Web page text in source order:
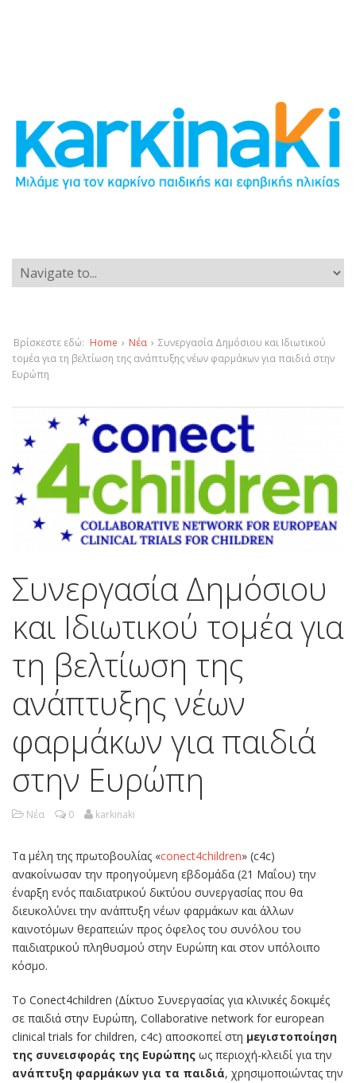
Βρίσκεστε εδώ: Home › Νέα › Συνεργασία Δημόσιου και Ιδιωτικού
τομέα για τη βελτίωση της ανάπτυξης νέων φαρμάκων για παιδιά στην
Ευρώπη
Συνεργασία Δημόσιου
και Ιδιωτικού τομέα για
τη βελτίωση της
ανάπτυξης νέων
φαρμάκων για παιδιά
στην Ευρώπη
Νέα 0 karkinaki
Τα μέλη της πρωτοβουλίας «conect4children» (c4c)
ανακοίνωσαν την προηγούμενη εβδομάδα (21 Μαΐου) την
έναρξη ενός παιδιατρικού δικτύου συνεργασίας που θα
διευκολύνει την ανάπτυξη νέων φαρμάκων και άλλων
καινοτόμων θεραπειών προς όφελος του συνόλου του
παιδιατρικού πληθυσμού στην Ευρώπη και στον υπόλοιπο
κόσμο.
Το Conect4children (Δίκτυο Συνεργασίας για κλινικές δοκιμές
σε παιδιά στην Ευρώπη, Collaborative network for european
clinical trials for children, c4c) αποσκοπεί στη μεγιστοποίηση
της συνεισφοράς της Ευρώπης ως περιοχή-κλειδί για την
ανάπτυξη φαρμάκων για τα παιδιά, χρησιμοποιώντας την